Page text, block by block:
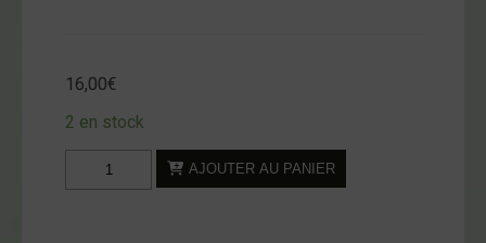
16,00€
2 en stock
quantité
de
AJOUTER AU PANIER